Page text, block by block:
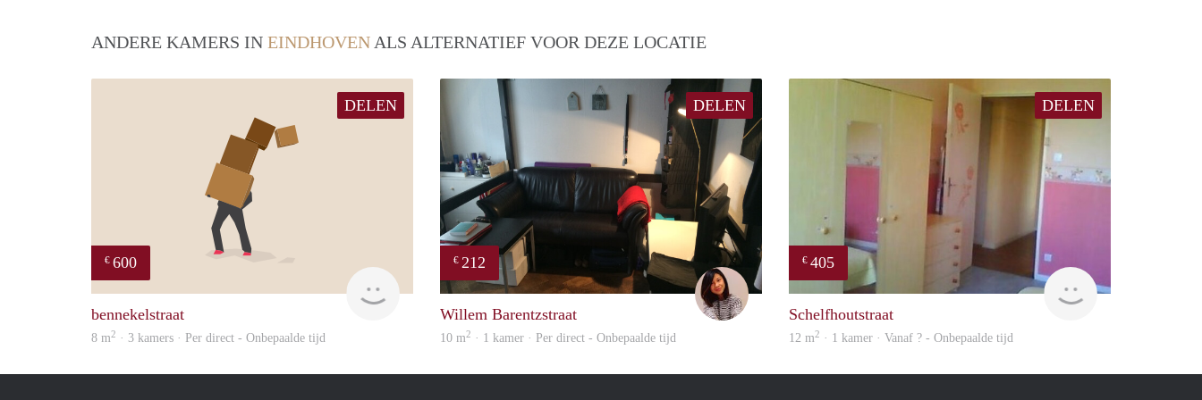
ANDERE KAMERS IN EINDHOVEN ALS ALTERNATIEF VOOR DEZE LOCATIE
DELEN
€ 600
bennekelstraat
8 m2 · 3 kamers · Per direct - Onbepaalde tijd
DELEN
€ 212
Chayenne
Willem Barentzstraat
10 m2 · 1 kamer · Per direct - Onbepaalde tijd
DELEN
€ 405
Schelfhoutstraat
12 m2 · 1 kamer · Vanaf ? - Onbepaalde tijd